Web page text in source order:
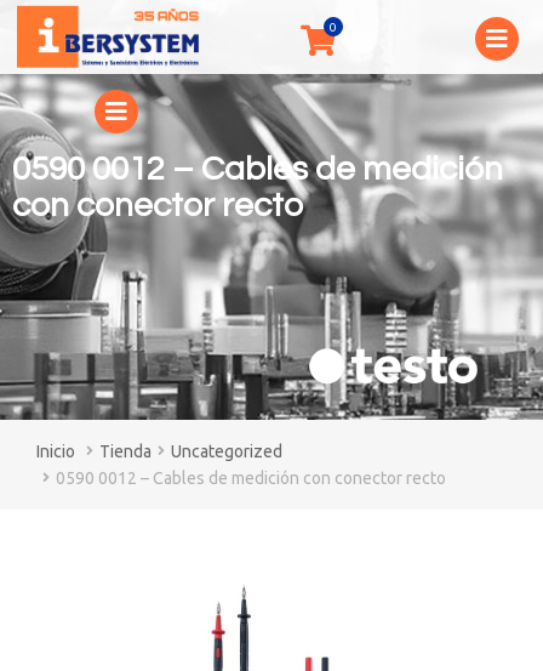
0590 0012 – Cables de medición
con conector recto
You are here:
Tienda
Uncategorized
0590 0012 – Cables de medición con conector recto